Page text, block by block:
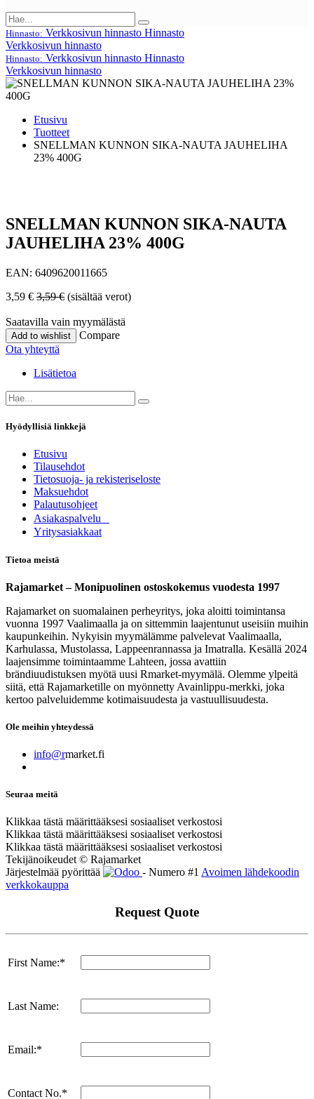
Hinnasto: Verkkosivun hinnasto Hinnasto
Verkkosivun hinnasto
Hinnasto: Verkkosivun hinnasto Hinnasto
Verkkosivun hinnasto
Etusivu
Tuotteet
SNELLMAN KUNNON SIKA-NAUTA JAUHELIHA
23% 400G
SNELLMAN KUNNON SIKA-NAUTA
JAUHELIHA 23% 400G
EAN: 6409620011665
3,59 € 3,59€ (sisältää verot)
Saatavilla vain myymälästä
Add to wishlist
Compare
Ota yhteyttä
Lisätietoa
Hyödyllisiä linkkejä
Etusivu
Tilausehdot
Tietosuoja- ja rekisteriseloste
Maksuehdot
Palautusohjeet
Asia​k​aspalvelu
​Yritysasiakkaat
Tietoa meistä
Rajamarket – Monipuolinen ostoskokemus vuodesta 1997
Rajamarket on suomalainen perheyritys, joka aloitti toimintansa
vuonna 1997 Vaalimaalla ja on sittemmin laajentunut useisiin muihin
kaupunkeihin. Nykyisin myymälämme palvelevat Vaalimaalla,
Karhulassa, Mustolassa, Lappeenrannassa ja Imatralla. Kesällä 2024
laajensimme toimintaamme Lahteen, jossa avattiin
brändiuudistuksen myötä uusi Rmarket-myymälä. Olemme ylpeitä
siitä, että Rajamarketille on myönnetty Avainlippu-merkki, joka
kertoo palveluidemme kotimaisuudesta ja vastuullisuudesta.
Ole meihin yhteydessä
info@rmarket.fi
Seuraa meitä
Klikkaa tästä määrittääksesi sosiaaliset verkostosi
Klikkaa tästä määrittääksesi sosiaaliset verkostosi
Klikkaa tästä määrittääksesi sosiaaliset verkostosi
Tekijänoikeudet © Rajamarket
Järjestelmää pyörittää
- Numero #1 Avoimen lähdekoodin
verkkokauppa
Request Quote
First Name:*
Last Name:
Email:*
Contact No.*